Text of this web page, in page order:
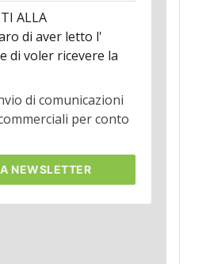
ALLA
di aver letto l'
e di voler ricevere la
di comunicazioni
per conto
NEWSLETTER